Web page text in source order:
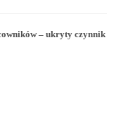
– ukryty czynnik